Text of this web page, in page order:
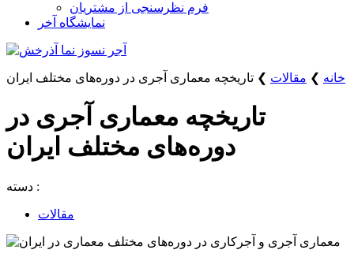
فرم نظرسنجی از مشتریان
نمایشگاه‌ آخر
خانه ❯ مقالات ❯ تاریخچه معماری آجری در دوره‌های مختلف ایران
تاریخچه معماری آجری در
دوره‌های مختلف ایران
دسته :
مقالات